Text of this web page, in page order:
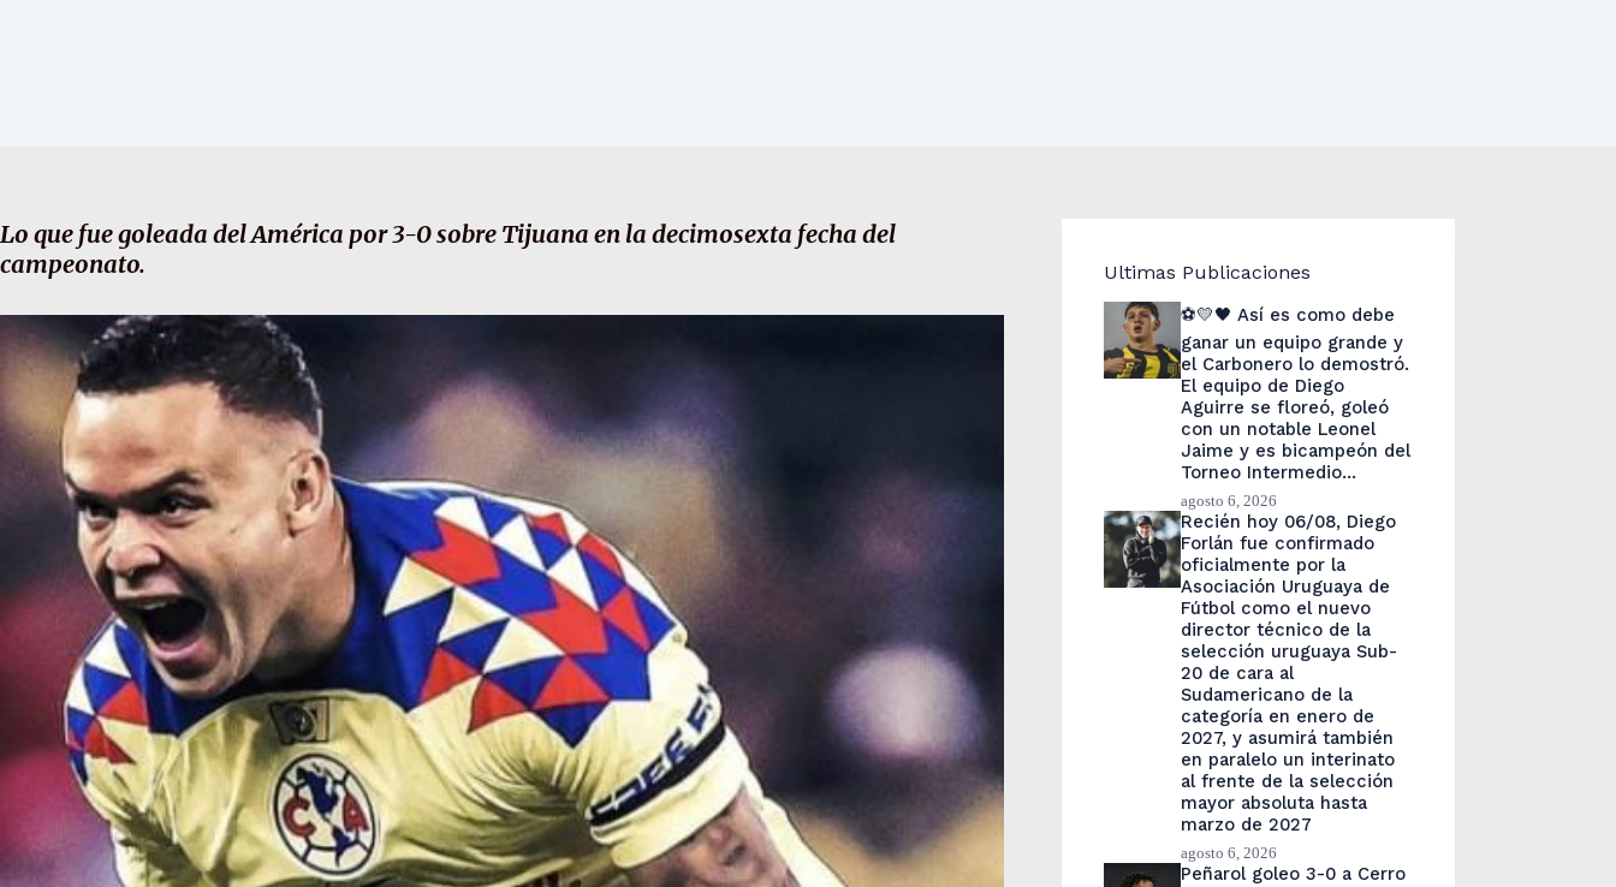
Lo que fue goleada del América por 3-0 sobre Tijuana en la decimosexta fecha del
campeonato.
Ultimas Publicaciones
⚽💛🖤 Así es como debe
ganar un equipo grande y
el Carbonero lo demostró.
El equipo de Diego
Aguirre se floreó, goleó
con un notable Leonel
Jaime y es bicampeón del
Torneo Intermedio…
agosto 6, 2026
Recién hoy 06/08, Diego
Forlán fue confirmado
oficialmente por la
Asociación Uruguaya de
Fútbol como el nuevo
director técnico de la
selección uruguaya Sub-
20 de cara al
Sudamericano de la
categoría en enero de
2027, y asumirá también
en paralelo un interinato
al frente de la selección
mayor absoluta hasta
marzo de 2027
agosto 6, 2026
Peñarol goleo 3-0 a Cerro